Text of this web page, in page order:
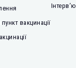
вакцинації
Інтерв’ю